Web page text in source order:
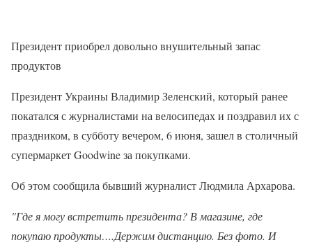
Президент приобрел довольно внушительный запас
продуктов
Президент Украины Владимир Зеленский, который ранее
покатался с журналистами на велосипедах и поздравил их с
праздником, в субботу вечером, 6 июня, зашел в столичный
супермаркет Goodwine за покупками.
Об этом сообщила бывший журналист Людмила Архарова.
"Где я могу встретить президента? В магазине, где
покупаю продукты….Держим дистанцию. Без фото. И